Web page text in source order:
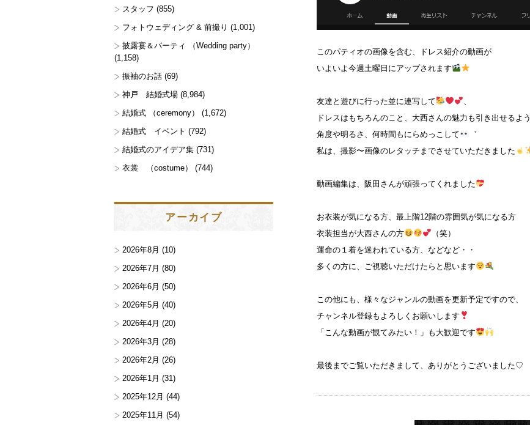
このパティオの画像を含む、ドレス紹介の動画が
いよいよ今週土曜日にアップされます
友達と遊びに行った並に連写して
、
ドレスはもちろんのこと、大西さんの魅力も引き出せるよう
角度や明るさ、何時間もにらめっこして
゛
私は、撮影〜画像のレタッチまでさせていただきました
動画編集は、阪田さんが頑張ってくれました
お衣装が気になる方、最上階12階の雰囲気が気になる方
衣装担当が大西さんの方
（笑）
運命の１着を迷われている方、などなど・・
多くの方に、ご視聴いただけたらと思います
この他にも、様々なジャンルの動画を更新予定ですので、
チャンネル登録もよろしくお願いします
「こんな動画が観てみたい！」も大歓迎です
最後までご覧いただきまして、ありがとうございました♡
スタッフ (855)
フォトウェディング & 前撮り (1,001)
披露宴＆パーティ （Wedding party）
(1,158)
振袖のお話 (69)
神戸 結婚式場 (8,984)
結婚式 （ceremony）
(1,672)
結婚式 イベント (792)
結婚式のアイデア集 (731)
衣裳 （costume）
(744)
アーカイブ
2026年8月 (10)
2026年7月 (80)
2026年6月 (50)
2026年5月 (40)
2026年4月 (20)
2026年3月 (28)
2026年2月 (26)
2026年1月 (31)
2025年12月 (44)
2025年11月 (54)